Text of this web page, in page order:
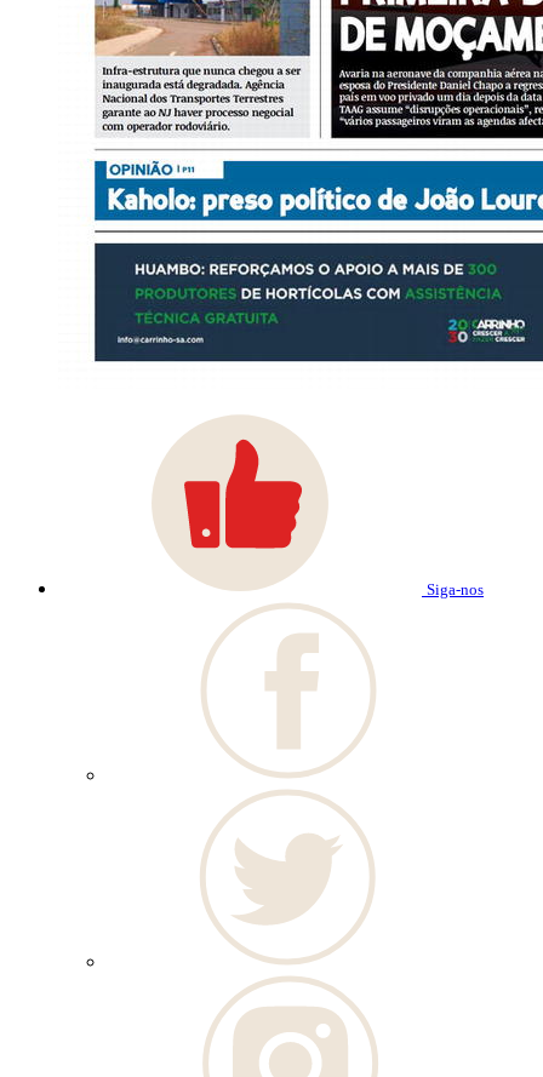
Siga-nos